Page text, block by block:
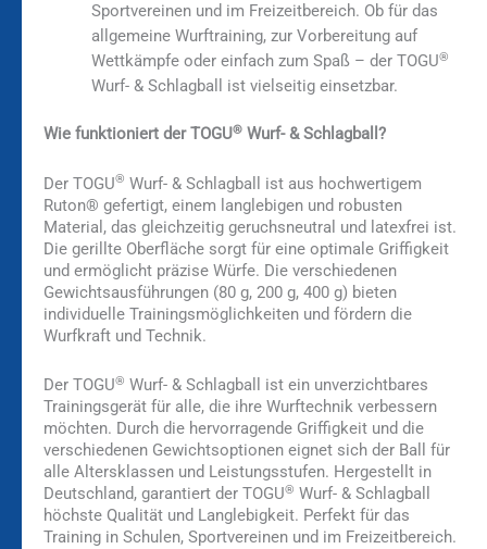
Sportvereinen und im Freizeitbereich. Ob für das
allgemeine Wurftraining, zur Vorbereitung auf
Wettkämpfe oder einfach zum Spaß – der TOGU®
Wurf- & Schlagball ist vielseitig einsetzbar.
Wie funktioniert der TOGU® Wurf- & Schlagball?
Der TOGU® Wurf- & Schlagball ist aus hochwertigem
Ruton® gefertigt, einem langlebigen und robusten
Material, das gleichzeitig geruchsneutral und latexfrei ist.
Die gerillte Oberfläche sorgt für eine optimale Griffigkeit
und ermöglicht präzise Würfe. Die verschiedenen
Gewichtsausführungen (80 g, 200 g, 400 g) bieten
individuelle Trainingsmöglichkeiten und fördern die
Wurfkraft und Technik.
Der TOGU® Wurf- & Schlagball ist ein unverzichtbares
Trainingsgerät für alle, die ihre Wurftechnik verbessern
möchten. Durch die hervorragende Griffigkeit und die
verschiedenen Gewichtsoptionen eignet sich der Ball für
alle Altersklassen und Leistungsstufen. Hergestellt in
Deutschland, garantiert der TOGU® Wurf- & Schlagball
höchste Qualität und Langlebigkeit. Perfekt für das
Training in Schulen, Sportvereinen und im Freizeitbereich.